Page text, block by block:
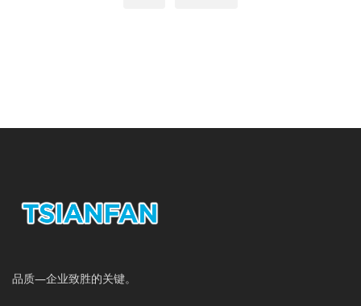
品质—企业致胜的关键。